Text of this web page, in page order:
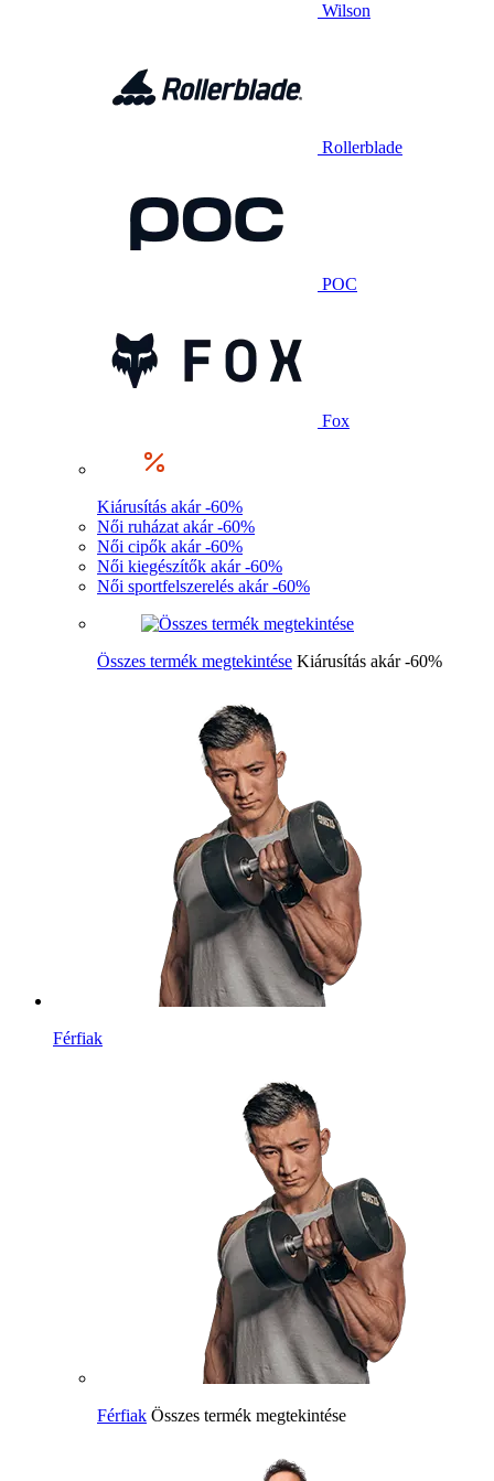
Wilson
Rollerblade
POC
Fox
Kiárusítás akár -60%
Női ruházat akár -60%
Női cipők akár -60%
Női kiegészítők akár -60%
Női sportfelszerelés akár -60%
Összes termék megtekintése Kiárusítás akár -60%
Férfiak
Férfiak Összes termék megtekintése